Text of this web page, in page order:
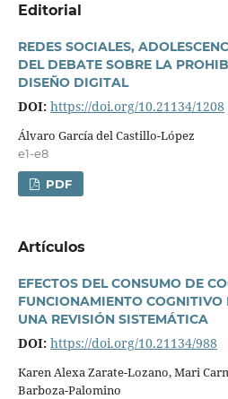
Editorial
REDES SOCIALES,
DEL DEBATE SOBRE LA
DISEÑO DIGITAL
DOI: https://doi.org/10.21134/1208
Álvaro Garcí­a del Castillo-López
e1-e8
PDF
Artí­culos
EFECTOS DEL CONSUMO DE
FUNCIONAMIENTO COGNITIVO
UNA REVISIÓN SISTEMÁTICA
DOI: https://doi.org/10.21134/988
Karen Alexa Zarate-Lozano, Mari
Barboza-Palomino